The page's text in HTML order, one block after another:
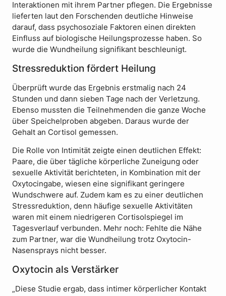
Interaktionen mit ihrem Partner pflegen. Die Ergebnisse
lieferten laut den Forschenden deutliche Hinweise
darauf, dass psychosoziale Faktoren einen direkten
Einfluss auf biologische Heilungsprozesse haben. So
wurde die Wundheilung signifikant beschleunigt.
Stressreduktion fördert Heilung
Überprüft wurde das Ergebnis erstmalig nach 24
Stunden und dann sieben Tage nach der Verletzung.
Ebenso mussten die Teilnehmenden die ganze Woche
über Speichelproben abgeben. Daraus wurde der
Gehalt an Cortisol gemessen.
Die Rolle von Intimität zeigte einen deutlichen Effekt:
Paare, die über tägliche körperliche Zuneigung oder
sexuelle Aktivität berichteten, in Kombination mit der
Oxytocingabe, wiesen eine signifikant geringere
Wundschwere auf. Zudem kam es zu einer deutlichen
Stressreduktion, denn häufige sexuelle Aktivitäten
waren mit einem niedrigeren Cortisolspiegel im
Tagesverlauf verbunden. Mehr noch: Fehlte die Nähe
zum Partner, war die Wundheilung trotz Oxytocin-
Nasensprays nicht besser.
Oxytocin als Verstärker
„Diese Studie ergab, dass intimer körperlicher Kontakt